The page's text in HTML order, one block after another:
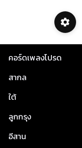
คอร์ดเพลงโปรด
สากล
ใต้
ลูกกรุง
อีสาน